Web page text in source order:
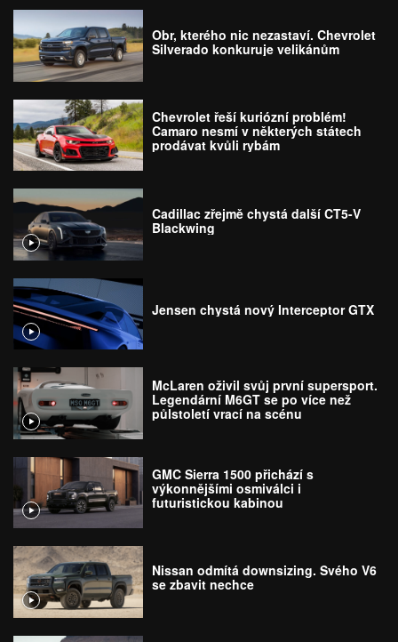
Obr, kterého nic nezastaví. Chevrolet
Silverado konkuruje velikánům
Chevrolet řeší kuriózní problém!
Camaro nesmí v některých státech
prodávat kvůli rybám
Cadillac zřejmě chystá další CT5-V
Blackwing
Jensen chystá nový Interceptor GTX
McLaren oživil svůj první supersport.
Legendární M6GT se po více než
půlstoletí vrací na scénu
GMC Sierra 1500 přichází s
výkonnějšími osmiválci i
futuristickou kabinou
Nissan odmítá downsizing. Svého V6
se zbavit nechce